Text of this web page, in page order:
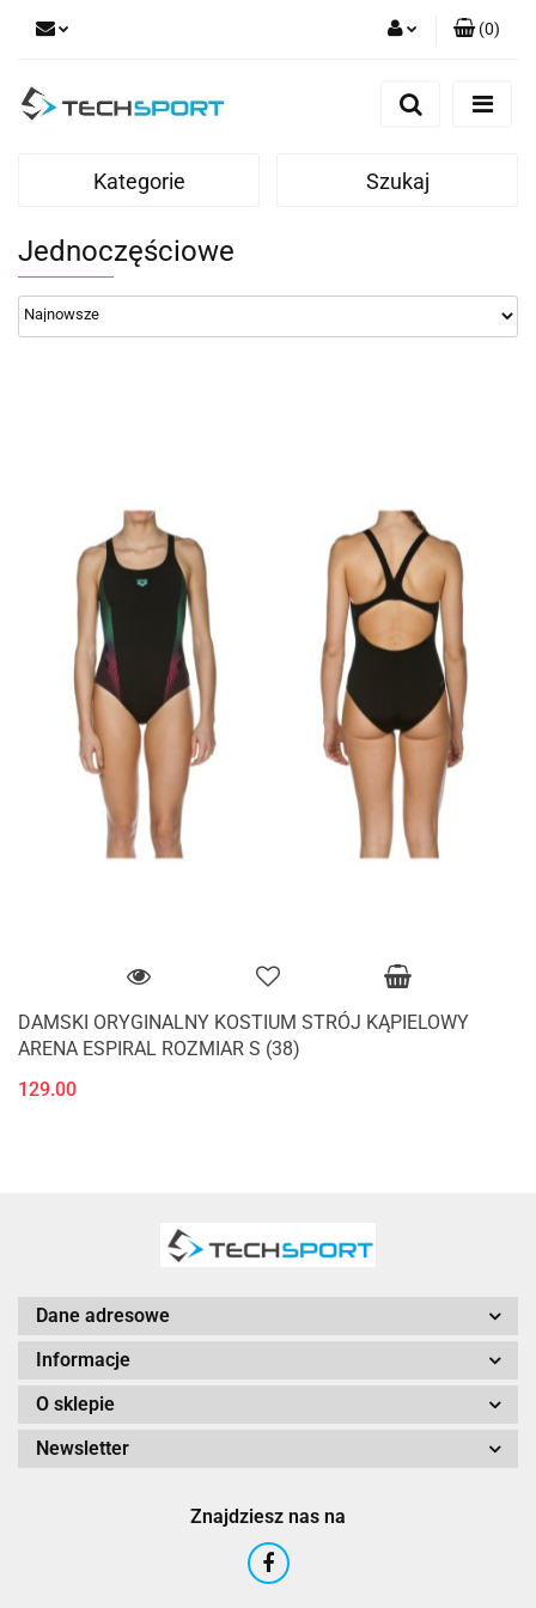
Zaloguj się
(0)
Kategorie Szukaj
Jednoczęściowe
DAMSKI ORYGINALNY KOSTIUM STRÓJ KĄPIELOWY
ARENA ESPIRAL ROZMIAR S (38)
129.00
Dane adresowe
Informacje
O sklepie
Newsletter
Znajdziesz nas na